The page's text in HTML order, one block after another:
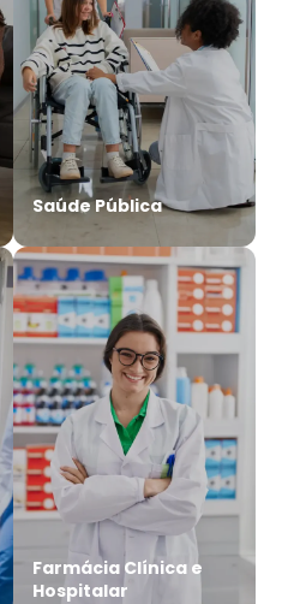
Saúde Pública
Farmácia Clínica e
Hospitalar